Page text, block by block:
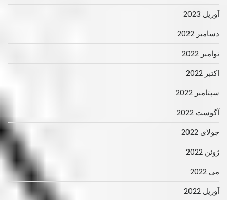
آوریل 2023
دسامبر 2022
نوامبر 2022
اکتبر 2022
سپتامبر 2022
آگوست 2022
جولای 2022
ژوئن 2022
می 2022
آوریل 2022